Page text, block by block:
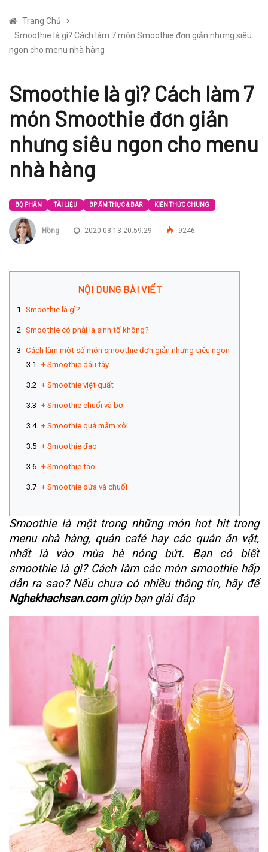
Trang Chủ
Smoothie là gì? Cách làm 7 món Smoothie đơn giản nhưng siêu
ngon cho menu nhà hàng
Smoothie là gì? Cách làm 7
món Smoothie đơn giản
nhưng siêu ngon cho menu
nhà hàng
BỘ PHẬN TÀI LIỆU BP ẨM THỰC & BAR KIẾN THỨC CHUNG
Hồng 2020-03-13 20:59:29 9246
NỘI DUNG BÀI VIẾT
Smoothie là gì?
Smoothie có phải là sinh tố không?
Cách làm một số món smoothie đơn giản nhưng siêu ngon
+ Smoothie dâu tây
+ Smoothie việt quất
+ Smoothie chuối và bơ
+ Smoothie quả mâm xôi
+ Smoothie đào
+ Smoothie táo
+ Smoothie dứa và chuối
Smoothie là một trong những món hot hit trong
menu nhà hàng, quán café hay các quán ăn vặt,
nhất là vào mùa hè nóng bứt. Bạn có biết
smoothie là gì? Cách làm các món smoothie hấp
dẫn ra sao? Nếu chưa có nhiều thông tin, hãy để
Nghekhachsan.comgiúp bạn giải đáp